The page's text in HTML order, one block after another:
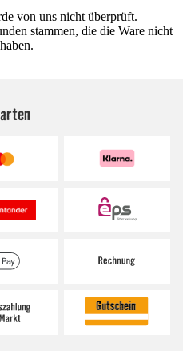
von uns nicht überprüft.
stammen, die die Ware nicht